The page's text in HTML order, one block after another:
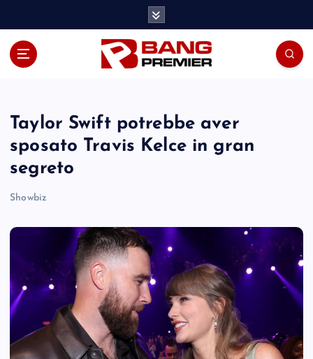
Taylor Swift potrebbe aver
sposato Travis Kelce in gran
segreto
Showbiz